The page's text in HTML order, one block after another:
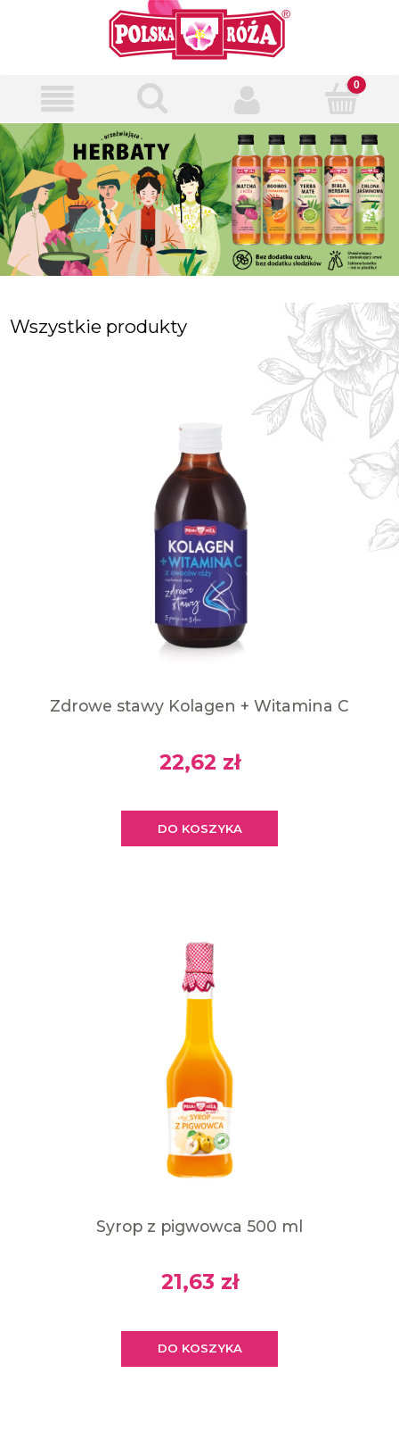
Wszystkie produkty
Zdrowe stawy Kolagen + Witamina C
22,62 zł
DO KOSZYKA
Syrop z pigwowca 500 ml
21,63 zł
DO KOSZYKA